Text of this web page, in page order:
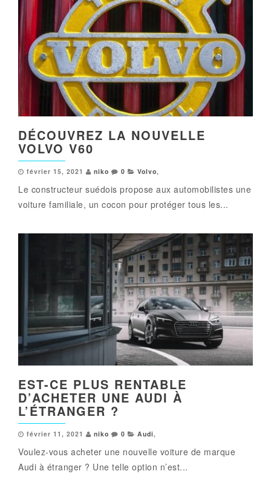
DÉCOUVREZ LA NOUVELLE
VOLVO V60
février 15, 2021 niko 0 Volvo,
Le constructeur suédois propose aux automobilistes une
voiture familiale, un cocon pour protéger tous les...
EST-CE PLUS RENTABLE
D’ACHETER UNE AUDI À
L’ÉTRANGER ?
février 11, 2021 niko 0 Audi,
Voulez-vous acheter une nouvelle voiture de marque
Audi à étranger ? Une telle option n’est...